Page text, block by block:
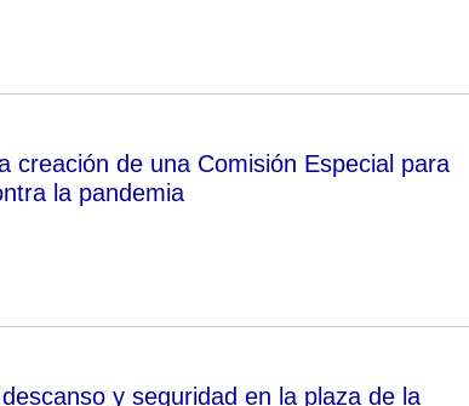
creación de una Comisión Especial para
la pandemia
y seguridad en la plaza de la